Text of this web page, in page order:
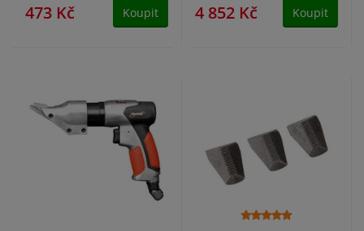
473 Kč Koupit 4 852 Kč Koupit